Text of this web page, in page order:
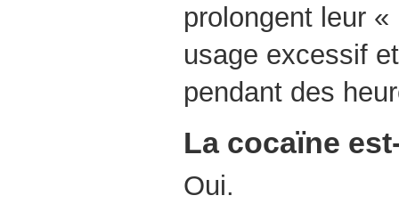
prolongent leur
usage excessif
pendant des
La cocaïne
Oui.